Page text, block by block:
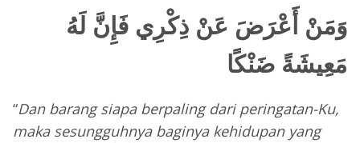
وَمَنْ أَعْرَضَ عَنْ ذِكْرِي فَإِنَّ لَهُ
مَعِيشَةً ضَنْكًا
“Dan barang siapa berpaling dari peringatan-Ku,
maka sesungguhnya baginya kehidupan yang